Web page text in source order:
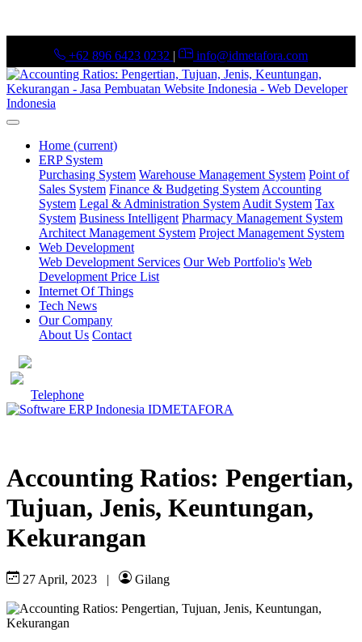
+62 896 6423 0232 | info@idmetafora.com
Home (current)
ERP System
Purchasing System Warehouse Management System Point of
Sales System Finance & Budgeting System Accounting
System Legal & Administration System Audit System Tax
System Business Intelligent Pharmacy Management System
Architect Management System Project Management System
Web Development
Web Development Services Our Web Portfolio's Web
Development Price List
Internet Of Things
Tech News
Our Company
About Us Contact
Telephone
Accounting Ratios: Pengertian,
Tujuan, Jenis, Keuntungan,
Kekurangan
27 April, 2023 | Gilang